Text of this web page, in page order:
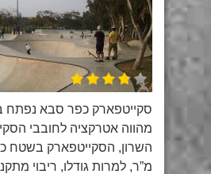
מהווה אטרקציה לחובבי
מ”ר, למרות גודלו, ריבוי